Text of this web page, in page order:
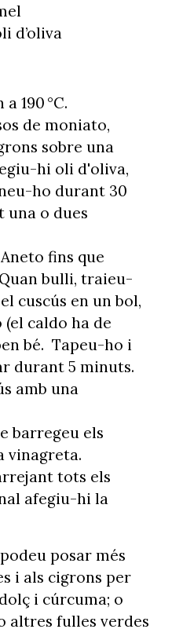
d’oliva
190 °C.
de moniato,
sobre una
hi oli d'oliva,
ho durant 30
una o dues
fins que
bulli, traieu-
cuscús en un bol,
caldo ha de
bé. Tapeu-ho i
durant 5 minuts.
amb una
barregeu els
vinagreta.
tots els
afegiu-hi la
posar més
i als cigrons per
i cúrcuma; o
altres fulles verdes